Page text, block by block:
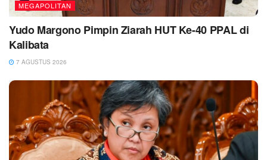
MEGAPOLITAN
Yudo Margono Pimpin Ziarah HUT Ke-40 PPAL di
Kalibata
7 AGUSTUS 2026